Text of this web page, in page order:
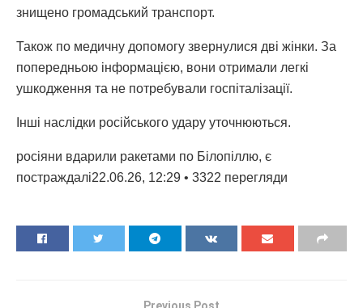
знищено громадський транспорт.
Також по медичну допомогу звернулися дві жінки. За
попередньою інформацією, вони отримали легкі
ушкодження та не потребували госпіталізації.
Інші наслідки російського удару уточнюються.
росіяни вдарили ракетами по Білопіллю, є
постраждалі22.06.26, 12:29 • 3322 перегляди